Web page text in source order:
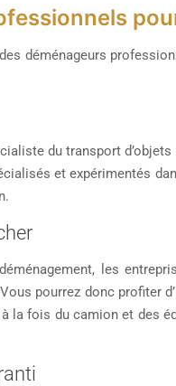
déménageurs
du transport
et expérimentés
les
pourrez donc profiter
la fois du camion et des